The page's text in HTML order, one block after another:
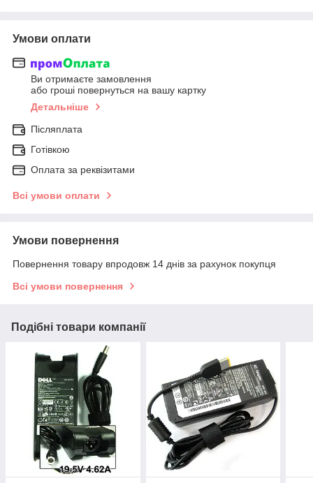
Умови оплати
Ви отримаєте замовлення
або гроші повернуться на вашу картку
Детальніше
Післяплата
Готівкою
Оплата за реквізитами
Всі умови оплати
Умови повернення
Повернення товару впродовж 14 днів за рахунок покупця
Всі умови повернення
Подібні товари компанії